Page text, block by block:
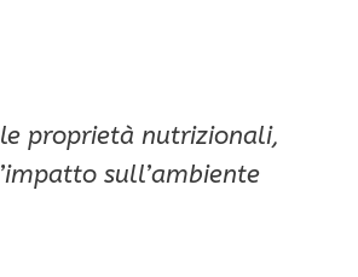
proprietà nutrizionali,
sull’ambiente